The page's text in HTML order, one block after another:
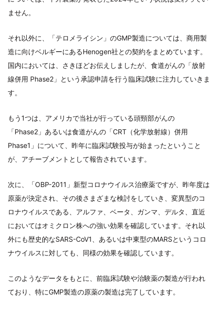
ません。
それ以外に、「テロメライシン」のGMP製造については、商用製
造に向けベルギーにあるHenogen社との契約をまとめています。
国内においては、さきほどお伝えしましたが、食道がんの「放射
線併用 Phase2」という承認申請を行う臨床試験に注力していきま
す。
もう1つは、アメリカで当社が行っている頭頸部がんの
「Phase2」あるいは食道がんの「CRT（化学放射線）併用
Phase1」について、昨年に臨床試験投与が始まったということ
が、アチーブメントとして報告されています。
次に、「OBP-2011」新型コロナウイルス治療薬ですが、昨年度は
原薬が決定され、その後さまざまな検討をしていき、変異型のコ
ロナウイルスである、アルファ、ベータ、ガンマ、デルタ、直近
においてはオミクロン株への強い効果を確認しています。それ以
外にも歴史的なSARS-CoV1、あるいは中東型のMARSというコロ
ナウイルスに対しても、同様の効果を確認しています。
このようなデータをもとに、前臨床試験や治験薬の製造が行われ
ており、特にGMP製造の原薬の製造は完了しています。